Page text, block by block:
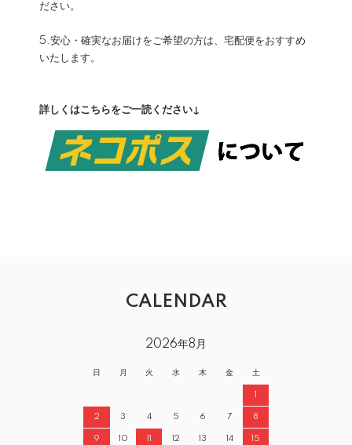
ださい。
5.安心・確実なお届けをご希望の方は、宅配便をおすすめ
いたします。
詳しくはこちらをご一読ください↓
CALENDAR
2026年8月
日 月 火 水 木 金 土
2 3 4 5 6 7 8
9 10 12 13 14 15